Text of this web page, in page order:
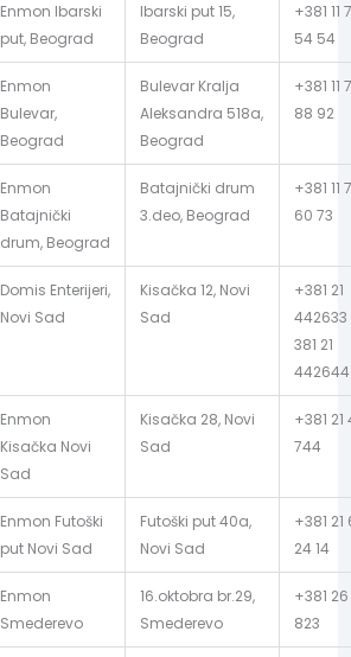
Enmon Ibarski
put, Beograd
Ibarski put 15,
Beograd
+381 11
54 54
Enmon
Bulevar,
Beograd
Bulevar Kralja
Aleksandra 518a,
Beograd
+381 11
88 92
Enmon
Batajnički
drum, Beograd
Batajnički drum
3.deo, Beograd
+381 11
60 73
Domis Enterijeri,
Novi Sad
Kisačka 12, Novi
Sad
+381 21
381 21
442644
Enmon
Kisačka Novi
Sad
Kisačka 28, Novi
Sad
+381 21
744
Enmon Futoški
put Novi Sad
Futoški put 40a,
Novi Sad
+381 21
24 14
Enmon
Smederevo
16.oktobra br.29,
Smederevo
+381
823